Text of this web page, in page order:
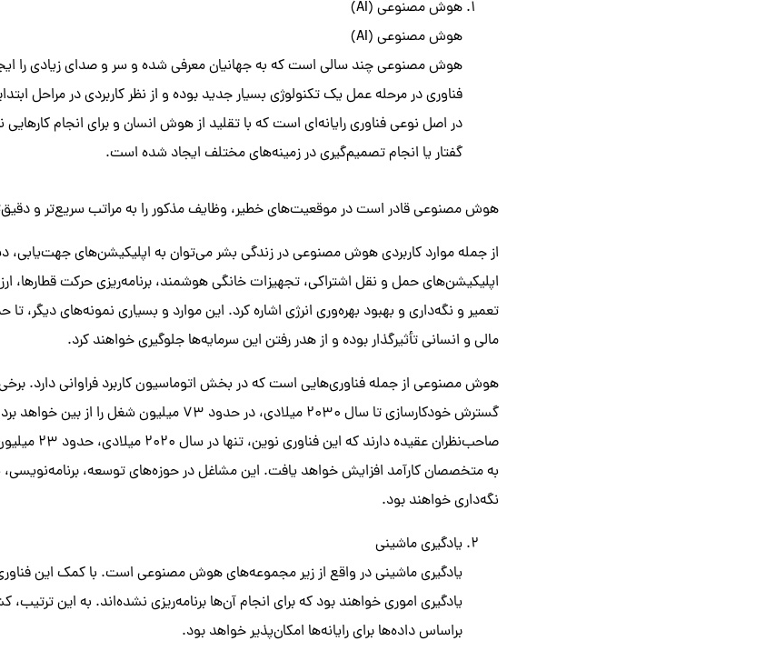
هوش مصنوعی (AI)
هوش مصنوعی (AI)
هوش مصنوعی چند سالی است که به جهانیان معرفی شده و سر و صدای زیادی را
فناوری در مرحله عمل یک تکنولوژی بسیار جدید بوده و از نظر کاربردی در مراحل
در اصل نوعی فناوری رایانه‌ای است که با تقلید از هوش انسان و برای انجام کارهایی
گفتار یا انجام تصمیم‌گیری در زمینه‌های مختلف ایجاد شده است.
هوش مصنوعی قادر است در موقعیت‌های خطیر، وظایف مذکور را به مراتب سریع‌تر و
از جمله موارد کاربردی هوش مصنوعی در زندگی بشر می‌توان به اپلیکیشن‌های
اپلیکیشن‌های حمل و نقل اشتراکی، تجهیزات خانگی هوشمند، برنامه‌ریزی حرکت قطارها،
تعمیر و نگه‌داری و بهبود بهره‌وری انرژی اشاره کرد. این موارد و بسیاری نمونه‌های دیگر،
مالی و انسانی تأثیرگذار بوده و از هدر رفتن این سرمایه‌ها جلوگیری خواهند کرد.
هوش مصنوعی از جمله فناوری‌هایی است که در بخش اتوماسیون کاربرد فراوانی دارد. برخی
گسترش خودکارسازی تا سال 2030 میلادی، در حدود 73
صاحب‌نظران عقیده
به متخصصان کارآمد افزایش خواهد یافت. این مشاغل در حوزه‌های توسعه، برنامه‌نویسی،
نگه‌داری خواهند بود.
یادگیری ماشینی
یادگیری ماشینی در واقع از زیر مجموعه‌های هوش مصنوعی است. با کمک این فناوری
یادگیری اموری خواهند بود که برای انجام آن‌ها برنامه‌ریزی نشده‌اند. به این
براساس داده‌ها برای رایانه‌ها امکان‌پذیر خواهد بود.